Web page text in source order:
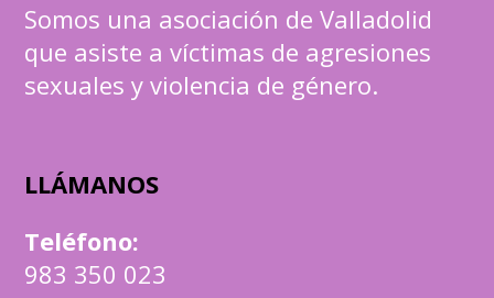
Somos una asociación de Valladolid
que asiste a víctimas de agresiones
sexuales y violencia de género.
LLÁMANOS
Teléfono:
983 350 023